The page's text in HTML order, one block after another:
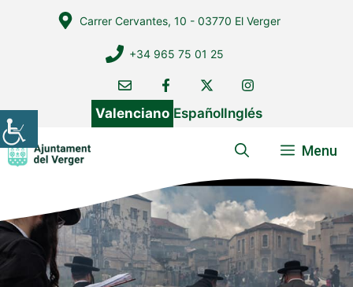
Carrer Cervantes, 10 - 03770 El Verger
+34 965 75 01 25
Valenciano EspañolInglés
Menu